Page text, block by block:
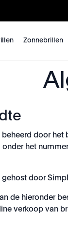
Zonnebrillen
door
het
door
de hieronder
verkoop van